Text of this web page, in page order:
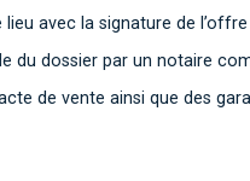
avec la signature de
du dossier par un notaire
de vente ainsi que des